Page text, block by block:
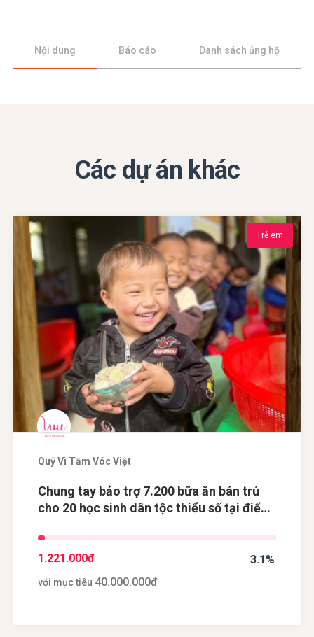
Nội dung Báo cáo Danh sách ủng hộ
Các dự án khác
Trẻ em
Quỹ Vì Tầm Vóc Việt
Chung tay bảo trợ 7.200 bữa ăn bán trú
cho 20 học sinh dân tộc thiểu số tại điểm
3.1%
1.221.000đ
với mục tiêu 40.000.000đ